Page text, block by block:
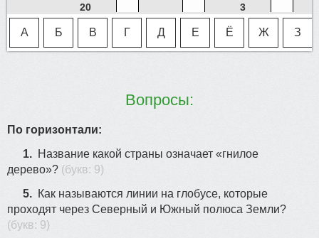
А Б В Г Д Е Ё Ж З
20
3
11
18 25
Вопросы:
По горизонтали:
1. Название какой страны означает «гнилое
дерево»? (букв: 9)
5. Как называются линии на глобусе, которые
проходят через Северный и Южный полюса Земли?
(букв: 9)